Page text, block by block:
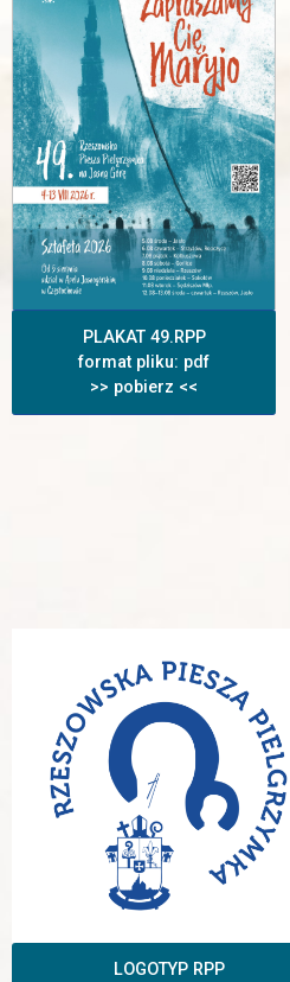
PLAKAT 49.RPP
format pliku: pdf
>> pobierz <<
LOGOTYP RPP